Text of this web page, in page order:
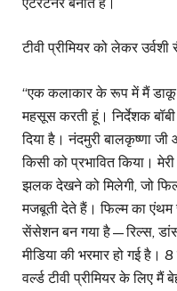
टीवी प्रीमियर को लेकर
“एक कलाकार के रूप में मैं डाकू
महसूस करती हूं। निर्देशक
दिया है। नंदमुरी बालकृष्णा
किसी को प्रभावित किया।
झलक देखने को मिलेगी, जो
मजबूती देते हैं। फिल्म का एंथम
सेंसेशन बन गया है—रिल्स,
मीडिया की भरमार हो गई है।
वर्ल्ड टीवी प्रीमियर के लिए